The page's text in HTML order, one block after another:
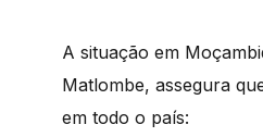
A situação em
Matlombe, assegura
em todo o país: